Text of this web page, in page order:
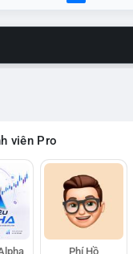
viên Pro
Phí Hồ